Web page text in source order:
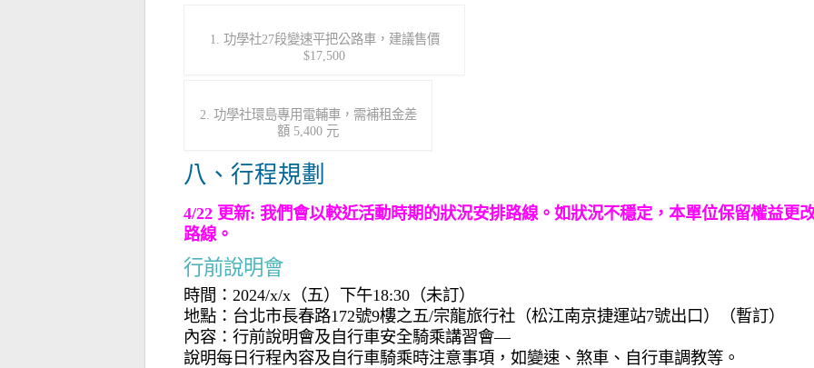
1. 功學社27段變速平把公路車，建議售價
$17,500
2. 功學社環島專用電輔車，需補租金差
額 5,400 元
八、行程規劃
4/22 更新: 我們會以較近活動時期的狀況安排路線。如狀況不穩定，本單位保留權益更
路線。
行前說明會
時間：2024/x/x（五）下午18:30（未訂）
地點：台北市長春路172號9樓之五/宗龍旅行社（松江南京捷運站7號出口）（暫訂）
內容：行前說明會及自行車安全騎乘講習會—
說明每日行程內容及自行車騎乘時注意事項，如變速、煞車、自行車調教等。